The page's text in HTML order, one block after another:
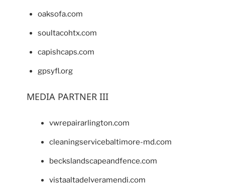
oaksofa.com
soultacohtx.com
capishcaps.com
gpsyfl.org
MEDIA PARTNER III
vwrepairarlington.com
cleaningservicebaltimore-md.com
beckslandscapeandfence.com
vistaaltadelveramendi.com